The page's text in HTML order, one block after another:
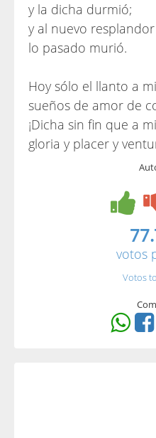
y la dicha durmió;
y al nuevo
lo pasado murió.
Hoy sólo el llanto a
sueños de amor de
¡Dicha sin fin que a
gloria y placer y
votos
Votos